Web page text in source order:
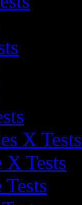
X Tests
Tests